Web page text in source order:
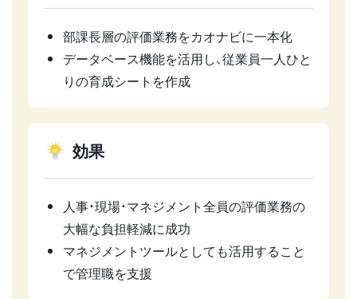
部課長層の評価業務をカオナビに一本化
データベース機能を活用し、従業員一人ひと
りの育成シートを作成
効果
人事・現場・マネジメント全員の評価業務の
大幅な負担軽減に成功
マネジメントツールとしても活用すること
で管理職を支援